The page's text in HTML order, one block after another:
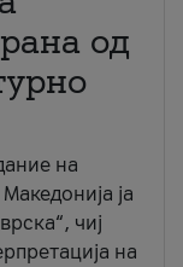
од
на
ја
чиј
на